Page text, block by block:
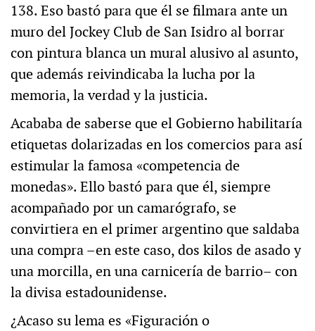
138. Eso bastó para que él se filmara ante un
muro del Jockey Club de San Isidro al borrar
con pintura blanca un mural alusivo al asunto,
que además reivindicaba la lucha por la
memoria, la verdad y la justicia.
Acababa de saberse que el Gobierno habilitaría
etiquetas dolarizadas en los comercios para así
estimular la famosa «competencia de
monedas». Ello bastó para que él, siempre
acompañado por un camarógrafo, se
convirtiera en el primer argentino que saldaba
una compra –en este caso, dos kilos de asado y
una morcilla, en una carnicería de barrio– con
la divisa estadounidense.
¿Acaso su lema es «Figuración o